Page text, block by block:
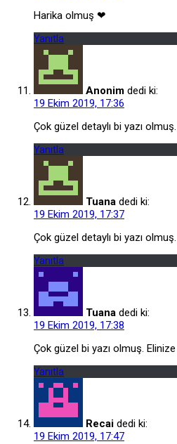
Harika olmuş ❤
Yanıtla
Anonim dedi ki:
19 Ekim 2019, 17:36
Çok güzel detaylı bi yazı
Yanıtla
Tuana dedi ki:
19 Ekim 2019, 17:37
Çok güzel detaylı bi yazı
Yanıtla
Tuana dedi ki:
19 Ekim 2019, 17:38
Çok güzel bi yazı olmuş.
Yanıtla
Recai dedi ki:
19 Ekim 2019, 17:47